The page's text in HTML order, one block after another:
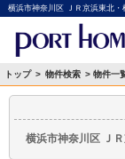
横浜市神奈川区 ＪＲ京浜東北
トップ > 物件検索 > 物件一
横浜市神奈川区 Ｊ